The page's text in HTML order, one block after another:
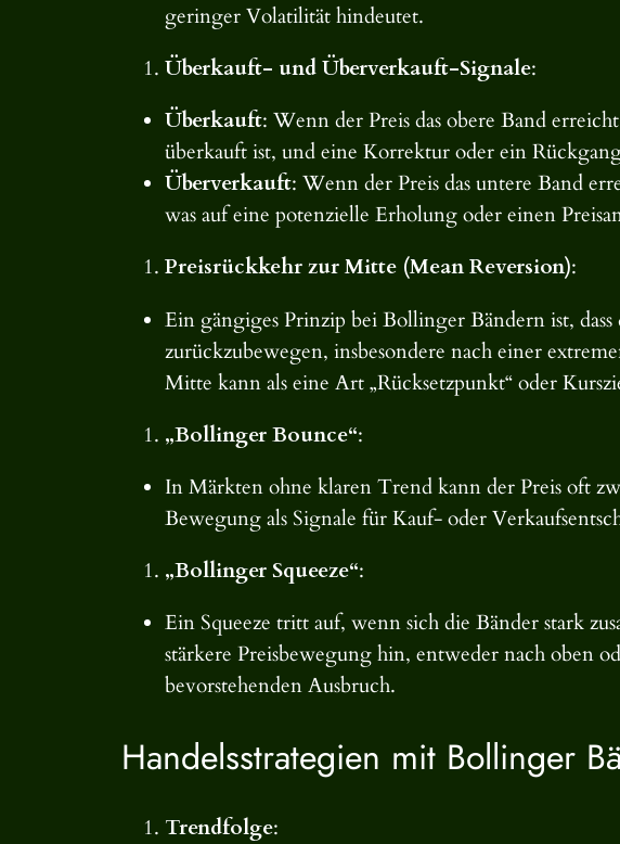
geringer Volatilität hindeutet.
Überkauft- und Überverkauft-Signale:
Überkauft: Wenn der Preis das obere Band
überkauft ist, und eine Korrektur oder ein
Überverkauft: Wenn der Preis das untere Band
was auf eine potenzielle Erholung oder einen
Preisrückkehr zur Mitte (Mean Reversion):
Ein gängiges Prinzip bei Bollinger Bändern ist,
zurückzubewegen, insbesondere nach einer
Mitte kann als eine Art „Rücksetzpunkt“ oder
„Bollinger Bounce“:
In Märkten ohne klaren Trend kann der Preis oft
Bewegung als Signale für Kauf- oder
„Bollinger Squeeze“:
Ein Squeeze tritt auf, wenn sich die Bänder stark
stärkere Preisbewegung hin, entweder nach oben
bevorstehenden Ausbruch.
Handelsstrategien mit Bollinger
Trendfolge: